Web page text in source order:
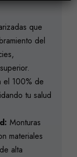
que
del
el 100% de
tu salud
Monturas
materiales
alta